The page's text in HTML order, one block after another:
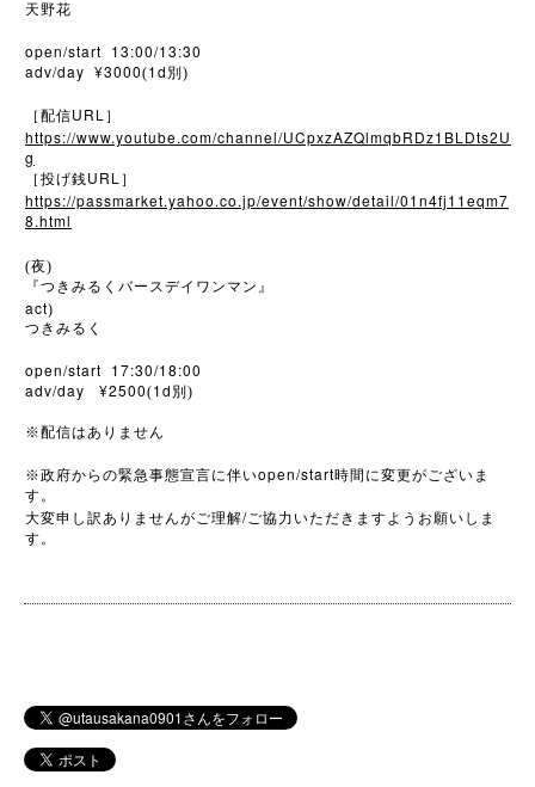
天野花
open/start 13:00/13:30
adv/day ¥3000(1d 別)
［配信URL ］
https://www.youtube.com/channel/UCpxzAZQlmqbRDz1BLDts2U
g
［投げ銭URL ］
https://passmarket.yahoo.co.jp/event/show/detail/01n4fj11eqm7
8.html
(夜)
『つきみるくバースデイワンマン』
act)
つきみるく
open/start 17:30/18:00
adv/day ¥2500(1d 別)
※配信はありません
※政府からの緊急事態宣言に伴いopen/start時間に変更がございま
す。
大変申し訳ありませんがご理解/ご協力いただきますようお願いしま
す。